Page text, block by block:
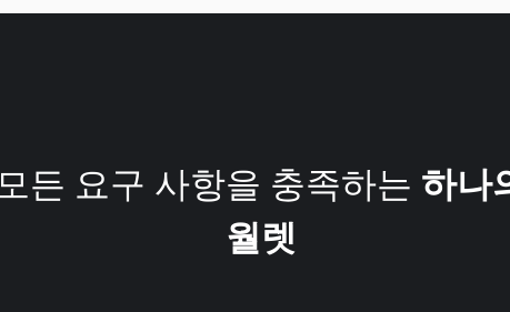
모든 요구 사항을 충족하는 하나
월렛